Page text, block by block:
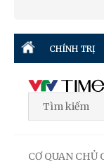
CHÍNH TRỊ
CƠ QUAN CHỦ